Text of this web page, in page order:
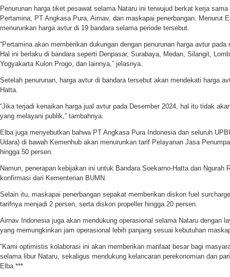
Penurunan harga tiket pesawat selama Nataru ini terwujud berkat kerja
Pertamina, PT Angkasa Pura, Airnav, dan maskapai penerbangan. Menurut
menurunkan harga avtur di 19 bandara selama periode tersebut.
“Pertamina akan memberikan dukungan dengan penurunan harga avtur
Hal ini berlaku di bandara seperti Denpasar, Surabaya, Medan, Silangit,
Yogyakarta Kulon Progo, dan lainnya,” jelasnya.
Setelah penurunan, harga avtur di bandara tersebut akan mendekati harga
Hatta.
“Jika terjadi kenaikan harga jual avtur pada Desember 2024, hal itu tidak
yang melayani publik,” tambahnya.
Elba juga menyebutkan bahwa PT Angkasa Pura Indonesia dan seluruh
Udara) di bawah Kemenhub akan menurunkan tarif Pelayanan Jasa
hingga 50 persen.
Namun, penerapan kebijakan ini untuk Bandara Soekarno-Hatta dan Ngurah
konfirmasi dari Kementerian BUMN.
Selain itu, maskapai penerbangan sepakat memberikan diskon fuel
tarifnya menjadi 2 persen, serta diskon propeller hingga 20 persen.
Airnav Indonesia juga akan mendukung operasional selama Nataru dengan
yang memungkinkan jam operasional lebih panjang sesuai kebutuhan
“Kami optimistis kolaborasi ini akan memberikan manfaat besar bagi
selama libur Nataru, sekaligus mendukung kelancaran perekonomian dan
Elba.***